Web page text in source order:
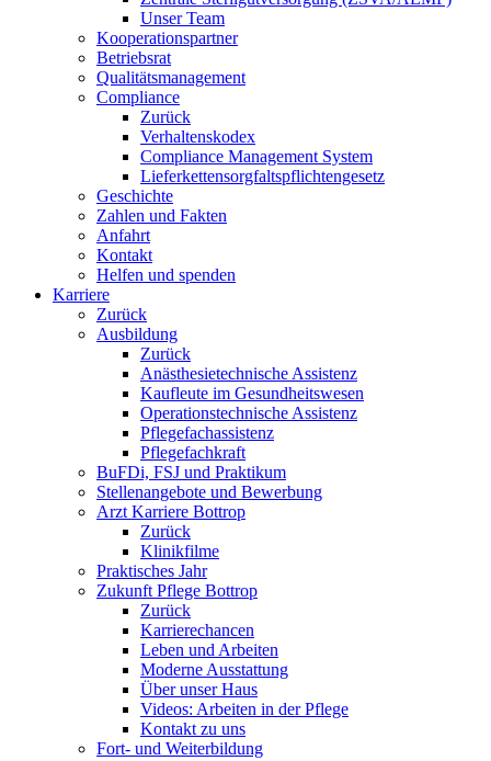
Unser Team
Kooperationspartner
Betriebsrat
Qualitätsmanagement
Compliance
Zurück
Verhaltenskodex
Compliance Management System
Lieferkettensorgfaltspflichtengesetz
Geschichte
Zahlen und Fakten
Anfahrt
Kontakt
Helfen und spenden
Karriere
Zurück
Ausbildung
Zurück
Anästhesietechnische Assistenz
Kaufleute im Gesundheitswesen
Operationstechnische Assistenz
Pflegefachassistenz
Pflegefachkraft
BuFDi, FSJ und Praktikum
Stellenangebote und Bewerbung
Arzt Karriere Bottrop
Zurück
Klinikfilme
Praktisches Jahr
Zukunft Pflege Bottrop
Zurück
Karrierechancen
Leben und Arbeiten
Moderne Ausstattung
Über unser Haus
Videos: Arbeiten in der Pflege
Kontakt zu uns
Fort- und Weiterbildung